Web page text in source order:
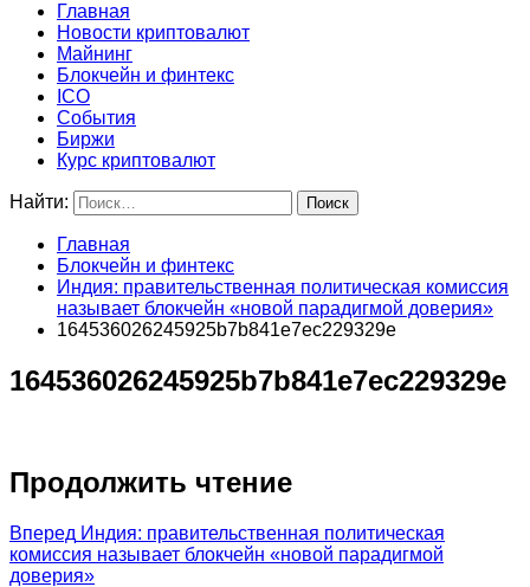
Новости криптовалют
Новости криптовалют
Главная
Новости криптовалют
Майнинг
Блокчейн и финтекс
ICO
События
Биржи
Курс криптовалют
Найти:
Главная
Блокчейн и финтекс
Индия: правительственная политическая комиссия
называет блокчейн «новой парадигмой доверия»
164536026245925b7b841e7ec229329e
164536026245925b7b841e7ec229329e
Продолжить чтение
Вперед Индия: правительственная политическая
комиссия называет блокчейн «новой парадигмой
доверия»